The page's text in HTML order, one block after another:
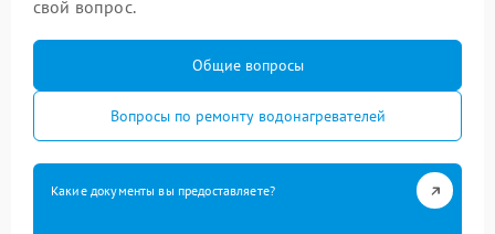
свой вопрос.
Общие вопросы
Вопросы по ремонту водонагревателей
Какие документы вы предоставляете?